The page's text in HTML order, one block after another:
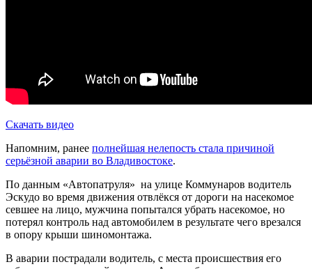
Скачать видео
Напомним, ранее полнейшая нелепость стала причиной
серьёзной аварии во Владивостоке.
По данным «Автопатруля» на улице Коммунаров водитель
Эскудо во время движения отвлёкся от дороги на насекомое
севшее на лицо, мужчина попытался убрать насекомое, но
потерял контроль над автомобилем в результате чего врезался
в опору крыши шиномонтажа.
В аварии пострадали водитель, с места происшествия его